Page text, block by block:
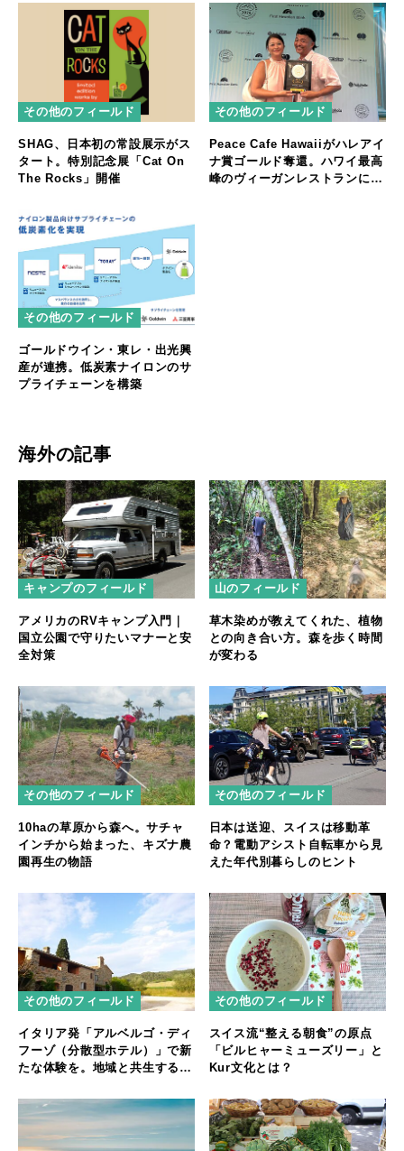
その他のフィールド
SHAG、日本初の常設展示がス
タート。特別記念展「Cat On
The Rocks」開催
その他のフィールド
Peace Cafe Hawaiiがハレアイ
ナ賞ゴールド奪還。ハワイ最高
峰のヴィーガンレストランに返
その他のフィールド
ゴールドウイン・東レ・出光興
産が連携。低炭素ナイロンのサ
プライチェーンを構築
海外の記事
キャンプのフィールド
アメリカのRVキャンプ入門｜
国立公園で守りたいマナーと安
全対策
山のフィールド
草木染めが教えてくれた、植物
との向き合い方。森を歩く時間
が変わる
その他のフィールド
10haの草原から森へ。サチャ
インチから始まった、キズナ農
園再生の物語
その他のフィールド
日本は送迎、スイスは移動革
命？電動アシスト自転車から見
えた年代別暮らしのヒント
その他のフィールド
イタリア発「アルベルゴ・ディ
フーゾ（分散型ホテル）」で新
たな体験を。地域と共生する宿
その他のフィールド
スイス流“整える朝食”の原点
「ビルヒャーミューズリー」と
Kur文化とは？